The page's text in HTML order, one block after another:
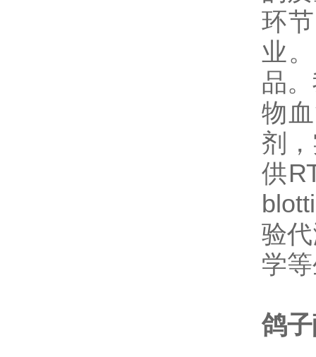
环
业
品
物
剂
供
验
学
鸽